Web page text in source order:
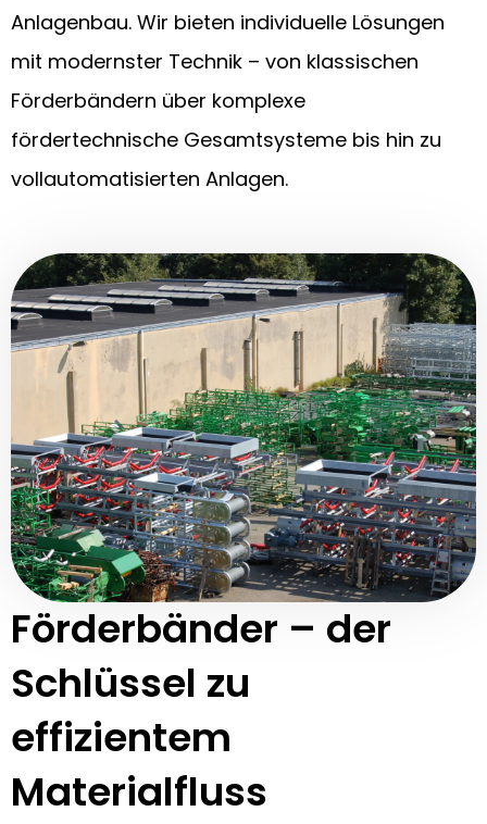
Anlagenbau. Wir bieten individuelle Lösungen
mit modernster Technik – von klassischen
Förderbändern über komplexe
fördertechnische Gesamtsysteme bis hin zu
vollautomatisierten Anlagen.
Förderbänder – der
Schlüssel zu
effizientem
Materialfluss